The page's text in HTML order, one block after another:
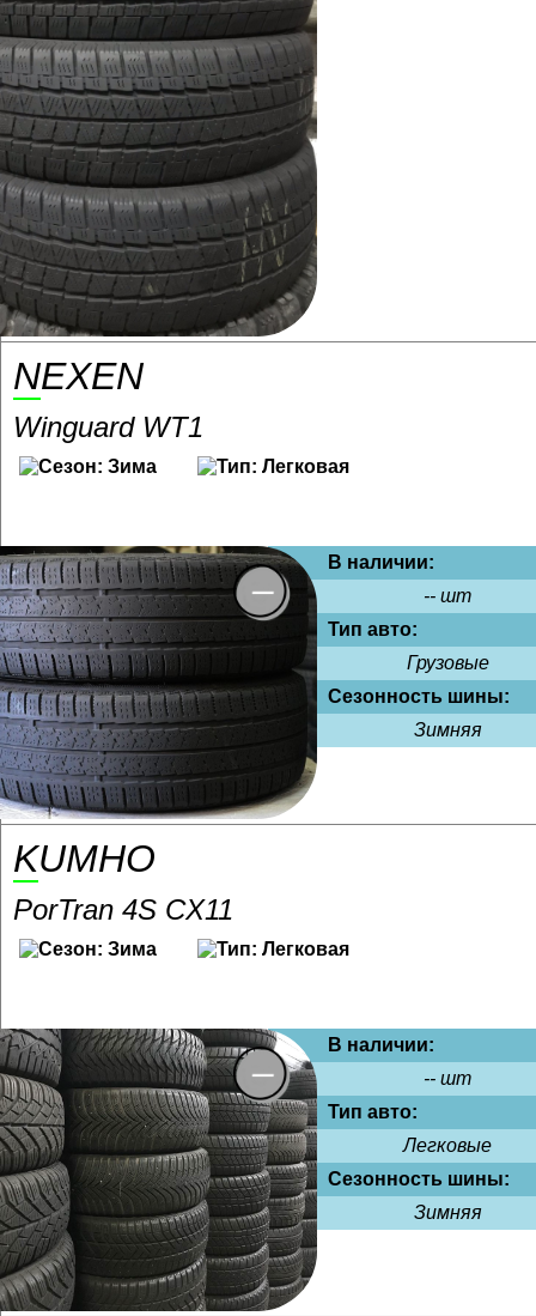
NEXEN
Winguard WT1
В наличии:
-- шт
Тип авто:
Грузовые
Сезонность шины:
Зимняя
KUMHO
PorTran 4S CX11
В наличии:
-- шт
Тип авто:
Легковые
Сезонность шины:
Зимняя